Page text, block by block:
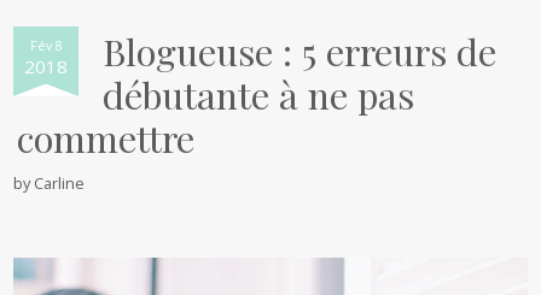
Fév 8
2018
Blogueuse : 5 erreurs de
débutante à ne pas
commettre
byCarline